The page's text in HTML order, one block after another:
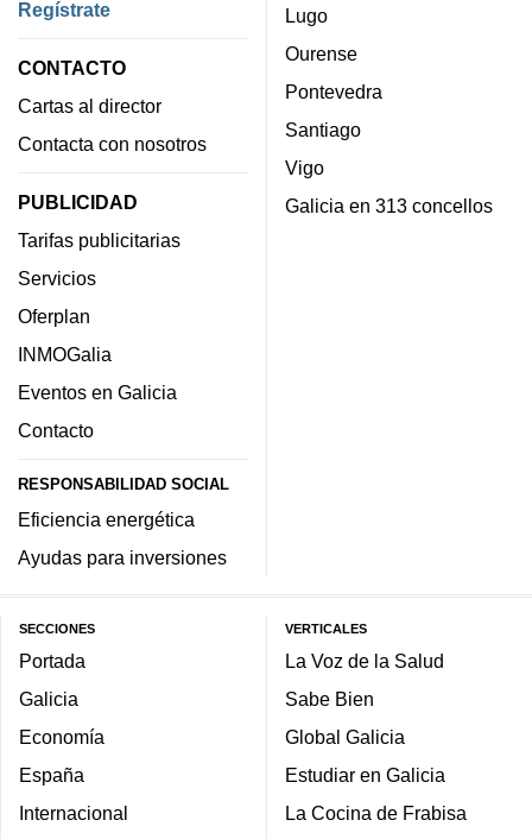
Regístrate
CONTACTO
Cartas al director
Contacta con nosotros
PUBLICIDAD
Tarifas publicitarias
Servicios
Oferplan
INMOGalia
Eventos en Galicia
Contacto
RESPONSABILIDAD SOCIAL
Eficiencia energética
Ayudas para inversiones
Lugo
Ourense
Pontevedra
Santiago
Vigo
Galicia en 313 concellos
SECCIONES
Portada
Galicia
Economía
España
Internacional
VERTICALES
La Voz de la Salud
Sabe Bien
Global Galicia
Estudiar en Galicia
La Cocina de Frabisa